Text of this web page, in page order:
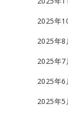
2025年
2025年8
2025年7
2025年6
2025年5